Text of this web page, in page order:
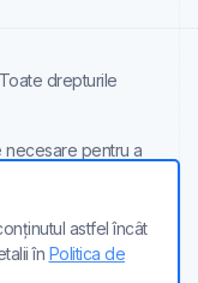
drepturile
necesare pentru a
de
de către
astfel încât
în Politica de